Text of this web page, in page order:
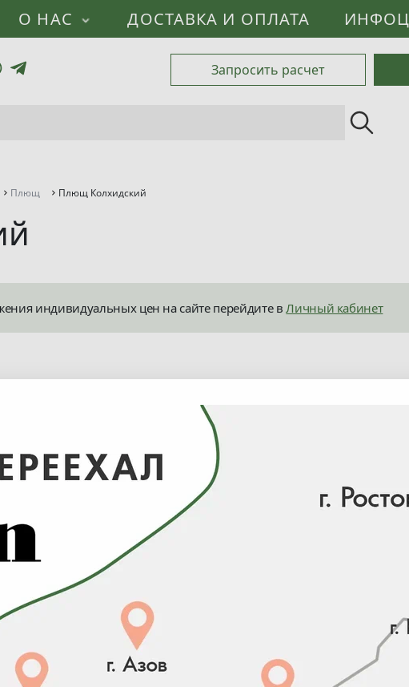
О НАС ДОСТАВКА И ОПЛАТА
Запросить расчет
Плющ Плющ Колхидский
индивидуальных цен на сайте перейдите вЛичный кабинет